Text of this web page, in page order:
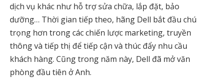
dịch vụ khác như hỗ trợ sửa chữa, lắp đặt, bảo
dưỡng… Thời gian tiếp theo, hãng Dell bắt đầu chú
trọng hơn trong các chiến lược marketing, truyền
thông và tiếp thị để tiếp cận và thúc đẩy nhu cầu
khách hàng. Cũng trong năm này, Dell đã mở văn
phòng đầu tiên ở Anh.